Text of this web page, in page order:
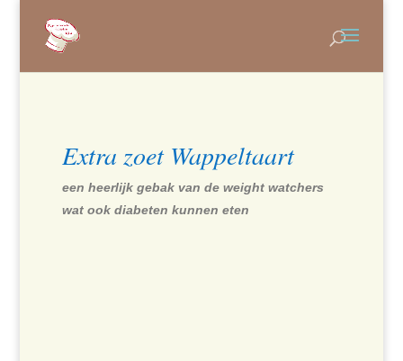
Extra zoet Wappeltaart
een heerlijk gebak van de weight watchers
wat ook diabeten kunnen eten